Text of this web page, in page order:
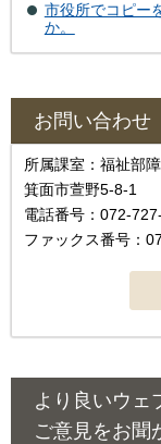
市役所でコピー
か。
お問い合わせ
所属課室：福祉部
箕面市萱野5-8-1
電話番号：072-
ファックス番号：
より良いウェ
ご意見をお聞